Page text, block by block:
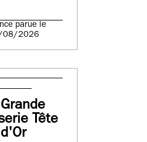
parue le
08/2026
Tête
d'Or